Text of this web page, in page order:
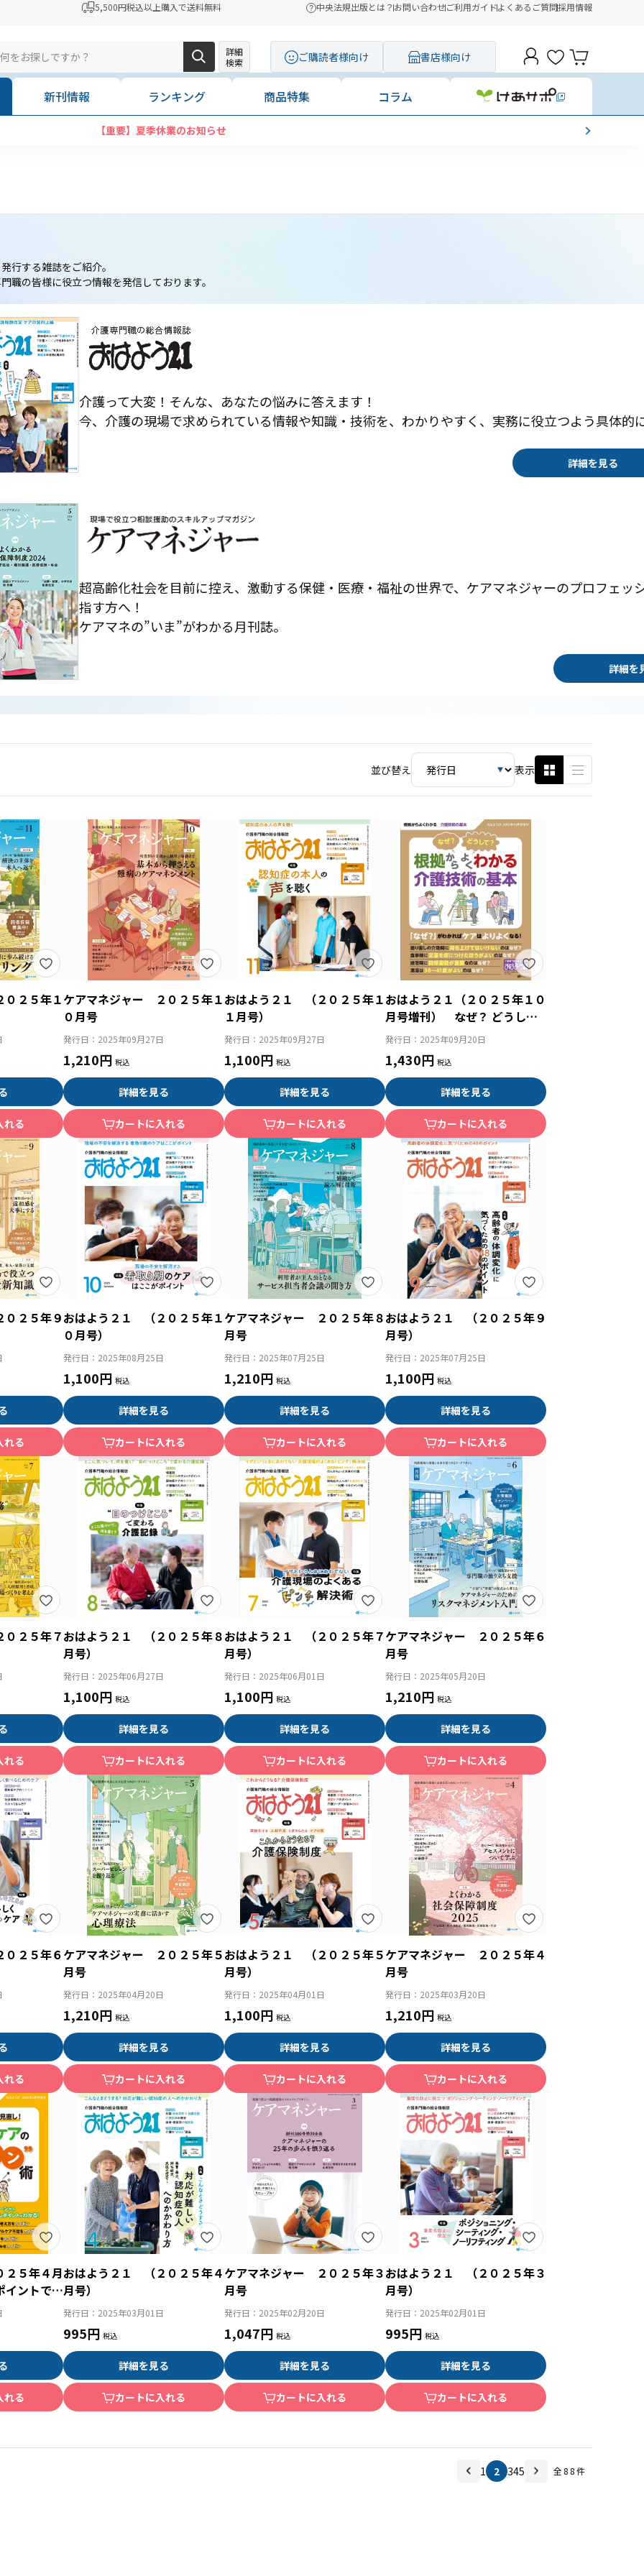
5,500円税込以上購入で送料無料 中央法規出版とは？お問い合わせご利用ガイドよくあるご質問採用情報
詳細
検索
ご購読者様向け 書店様向け
新刊情報 ランキング 商品特集 コラム
コンビニ決済に「セブンイレブン」を追加いたしました
行する雑誌をご紹介。
職の皆様に役立つ情報を発信しております。
介護って大変！そんな、あなたの悩みに答えます！
今、介護の現場で求められている情報や知識・技術を、わかりやすく、実務に役立つよう具体的
詳細を見る
超高齢化社会を目前に控え、激動する保健・医療・福祉の世界で、ケアマネジャーのプロフェッ
指す方へ！
ケアマネの”いま”がわかる月刊誌。
詳細を
並び替え 表示
２５年１
れる
ケアマネジャー ２０２５年１
０月号
発行日： 2025年09月27日
1,210円
詳細を見る
カートに入れる
おはよう２１ （２０２５年１
１月号）
発行日： 2025年09月27日
1,100円
詳細を見る
カートに入れる
おはよう２１（２０２５年１０
月号増刊） なぜ？ どうし
て？ 根拠からよくわかる介護
技術の基本
発行日： 2025年09月20日
1,430円
詳細を見る
カートに入れる
２５年９
れる
おはよう２１ （２０２５年１
０月号）
発行日： 2025年08月25日
1,100円
詳細を見る
カートに入れる
ケアマネジャー ２０２５年８
月号
発行日： 2025年07月25日
1,210円
詳細を見る
カートに入れる
おはよう２１ （２０２５年９
月号）
発行日： 2025年07月25日
1,100円
詳細を見る
カートに入れる
２５年７
れる
おはよう２１ （２０２５年８
月号）
発行日： 2025年06月27日
1,100円
詳細を見る
カートに入れる
おはよう２１ （２０２５年７
月号）
発行日： 2025年06月01日
1,100円
詳細を見る
カートに入れる
ケアマネジャー ２０２５年６
月号
発行日： 2025年05月20日
1,210円
詳細を見る
カートに入れる
２５年６
れる
ケアマネジャー ２０２５年５
月号
発行日： 2025年04月20日
1,210円
詳細を見る
カートに入れる
おはよう２１ （２０２５年５
月号）
発行日： 2025年04月01日
1,100円
詳細を見る
カートに入れる
ケアマネジャー ２０２５年４
月号
発行日： 2025年03月20日
1,210円
詳細を見る
カートに入れる
２５年４月
ントで見
“カイゼ
れる
おはよう２１ （２０２５年４
月号）
発行日： 2025年03月01日
995円
詳細を見る
カートに入れる
ケアマネジャー ２０２５年３
月号
発行日： 2025年02月20日
1,047円
詳細を見る
カートに入れる
おはよう２１ （２０２５年３
月号）
発行日： 2025年02月01日
995円
詳細を見る
カートに入れる
1 2 345 全 88件